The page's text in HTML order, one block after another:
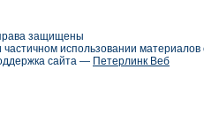
защищены
использовании
сайта — Петерлинк Веб